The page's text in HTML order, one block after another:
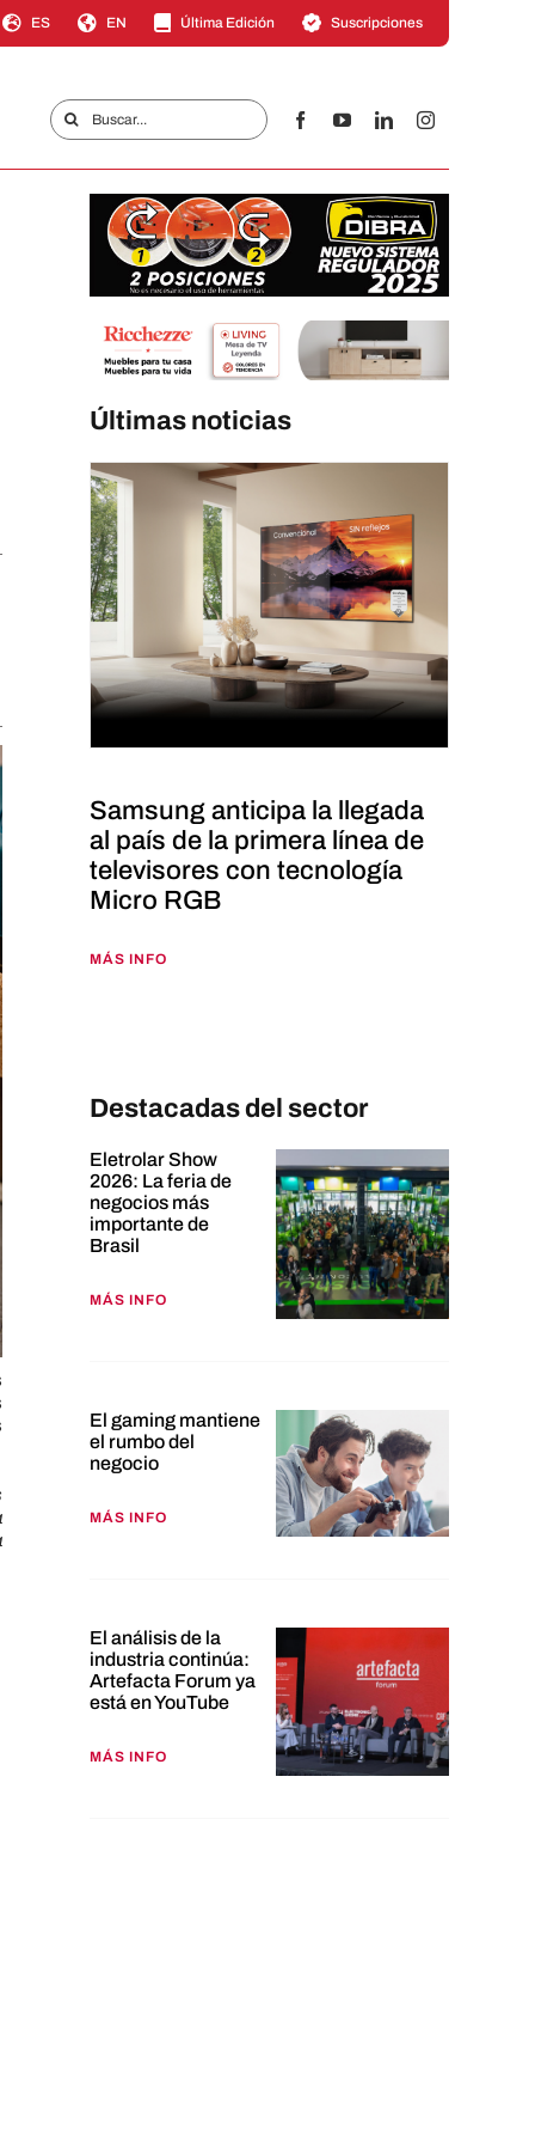
ES EN Última Edición Suscripciones
Buscar:
Últimas noticias
Samsung anticipa la llegada
al país de la primera línea de
televisores con tecnología
Micro RGB
MÁS INFO
Destacadas del sector
Eletrolar Show
2026: La feria de
negocios más
importante de
Brasil
MÁS INFO
El gaming mantiene
el rumbo del
negocio
MÁS INFO
El análisis de la
industria continúa:
Artefacta Forum ya
está en YouTube
MÁS INFO